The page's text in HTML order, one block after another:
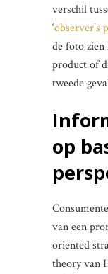
verschil
‘observer’s
de foto zien
product of
tweede
op
van een
oriented
theory van